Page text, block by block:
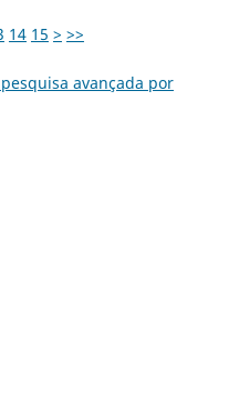
14 15 > >>
avançada por